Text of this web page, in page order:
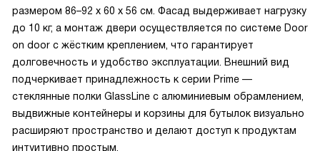
размером 86–92 х 60 х 56 см. Фасад выдерживает нагрузку
до 10 кг, а монтаж двери осуществляется по системе Door
on door с жёстким креплением, что гарантирует
долговечность и удобство эксплуатации. Внешний вид
подчеркивает принадлежность к серии Prime —
стеклянные полки GlassLine с алюминиевым обрамлением,
выдвижные контейнеры и корзины для бутылок визуально
расширяют пространство и делают доступ к продуктам
интуитивно простым.